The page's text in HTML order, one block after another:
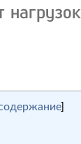
нагрузок
]